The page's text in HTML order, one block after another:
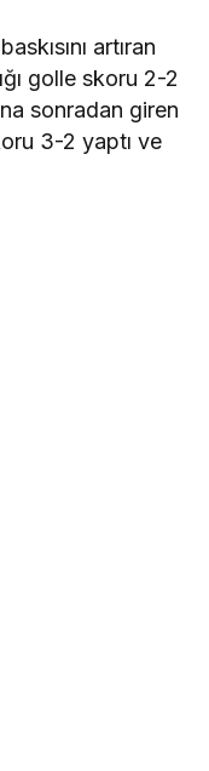
artıran
golle skoru 2-2
sonradan giren
3-2 yaptı ve